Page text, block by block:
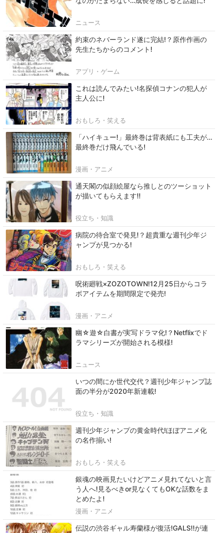
ニュース
約束のネバーランド遂に完結!？原作作画の
先生たちからのコメント!
アプリ・ゲーム
これは読んでみたい!名探偵コナンの犯人が
主人公に!
おもしろ・笑える
「ハイキュー!」最終巻は背表紙にも工夫が…
最終巻だけ飛んでいる!
漫画・アニメ
通天閣の似顔絵屋なら推しとのツーショット
が描いてもらえます!!
役立ち・知識
病院の待合室で発見!？超貴重な週刊少年ジ
ャンプが見つかる!
おもしろ・笑える
呪術廻戦×ZOZOTOWN!12月25日からコラ
ボアイテムを期間限定で発売!
漫画・アニメ
幽☆遊☆白書が実写ドラマ化!？Netflixでド
ラマシリーズが開始される模様!
ニュース
いつの間にか世代交代？週刊少年ジャンプ誌
面の半分が2020年新連載!
役立ち・知識
週刊少年ジャンプの黄金時代!ほぼアニメ化
の名作揃い!
おもしろ・笑える
銀魂の映画見たいけどアニメ見れてないと言
う人へ!見るべきor見なくてもOKな話数をま
とめたよ!
漫画・アニメ
伝説の渋谷ギャル寿蘭様が復活!GALS‼︎が連